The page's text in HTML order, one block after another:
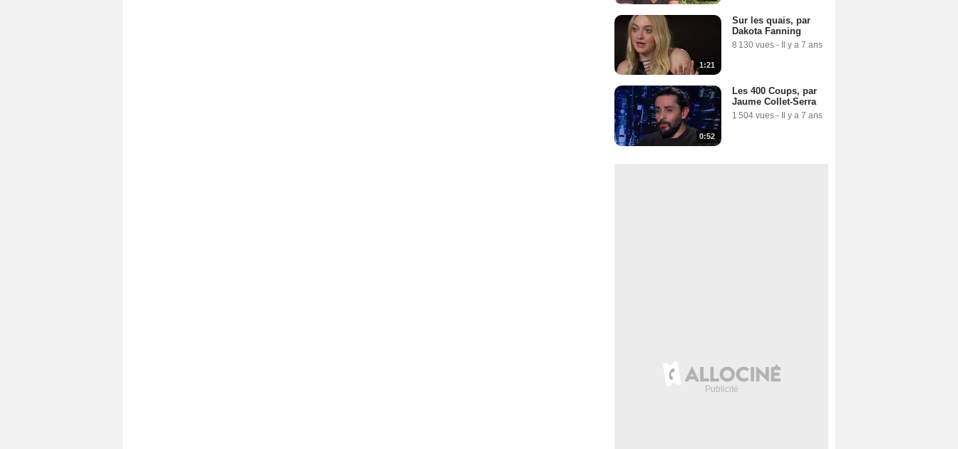
1:21
Sur les quais, par
Dakota Fanning
8 130 vues - Il y a 7 ans
0:52
Les 400 Coups, par
Jaume Collet-Serra
1 504 vues - Il y a 7 ans